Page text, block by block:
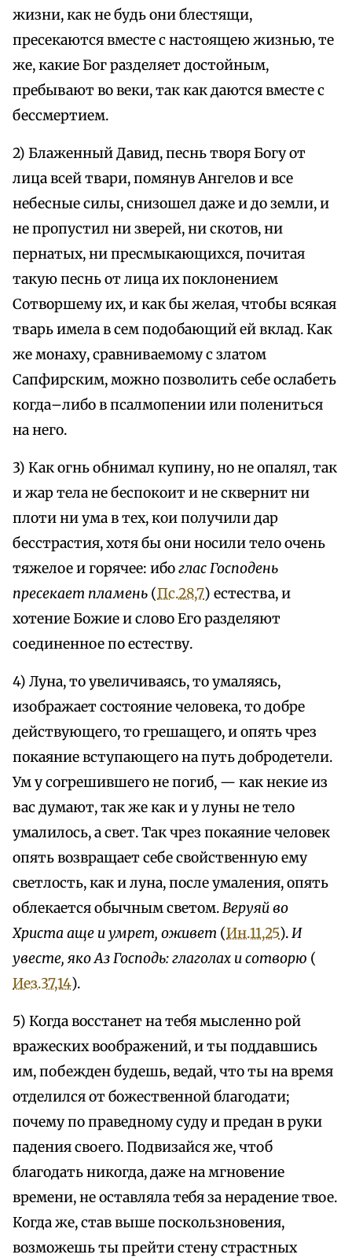
жизни, как не будь они блестящи,
пресекаются вместе с настоящею жизнью, те
же, какие Бог разделяет достойным,
пребывают во веки, так как даются вместе с
бессмертием.
2) Блаженный Давид, песнь творя Богу от
лица всей твари, помянув Ангелов и все
небесные силы, снизошел даже и до земли, и
не пропустил ни зверей, ни скотов, ни
пернатых, ни пресмыкающихся, почитая
такую песнь от лица их поклонением
Сотворшему их, и как бы желая, чтобы всякая
тварь имела в сем подобающий ей вклад. Как
же монаху, сравниваемому с златом
Сапфирским, можно позволить себе ослабеть
когда–либо в псалмопении или полениться
на него.
3) Как огнь обнимал купину, но не опалял, так
и жар тела не беспокоит и не сквернит ни
плоти ни ума в тех, кои получили дар
бесстрастия, хотя бы они носили тело очень
тяжелое и горячее: ибоглас Господень
пресекает пламень (Пс.28,7) естества, и
хотение Божие и слово Его разделяют
соединенное по естеству.
4) Луна, то увеличиваясь, то умаляясь,
изображает состояние человека, то добре
действующего, то грешащего, и опять чрез
покаяние вступающего на путь добродетели.
Ум у согрешившего не погиб, — как некие из
вас думают, так же как и у луны не тело
умалилось, а свет. Так чрез покаяние человек
опять возвращает себе свойственную ему
светлость, как и луна, после умаления, опять
облекается обычным светом.Веруяй во
Христа аще и умрет, оживет (Ин.11,25).И
увесте, яко Аз Господь: глаголах и сотворю (
Иез.37,14).
5) Когда восстанет на тебя мысленно рой
вражеских воображений, и ты поддавшись
им, побежден будешь, ведай, что ты на время
отделился от божественной благодати;
почему по праведному суду и предан в руки
падения своего. Подвизайся же, чтоб
благодать никогда, даже на мгновение
времени, не оставляла тебя за нерадение твое.
Когда же, став выше поскользновения,
возможешь ты прейти стену страстных